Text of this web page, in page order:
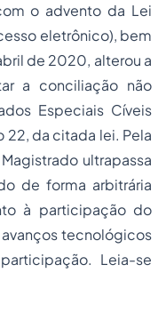
o advento da Lei
eletrônico), bem
de 2020, alterou a
a conciliação não
Especiais Cíveis
22, da citada lei. Pela
ultrapassa
de forma arbitrária
à participação do
tecnológicos
Leia-se